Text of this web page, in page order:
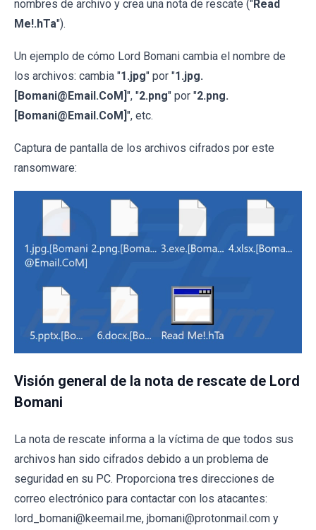
nombres de archivo y crea una nota de rescate ("Read
Me!.hTa").
Un ejemplo de cómo Lord Bomani cambia el nombre de
los archivos: cambia "1.jpg" por "1.jpg.
[Bomani@Email.CoM]", "2.png" por "2.png.
[Bomani@Email.CoM]", etc.
Captura de pantalla de los archivos cifrados por este
ransomware:
Visión general de la nota de rescate de Lord
Bomani
La nota de rescate informa a la víctima de que todos sus
archivos han sido cifrados debido a un problema de
seguridad en su PC. Proporciona tres direcciones de
correo electrónico para contactar con los atacantes:
lord_bomani@keemail.me, jbomani@protonmail.com y